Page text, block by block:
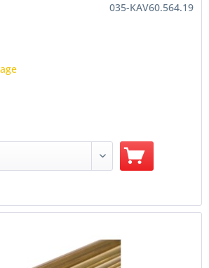
035-KAV60.564.19